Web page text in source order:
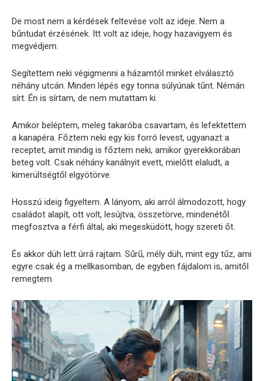
De most nem a kérdések feltevése volt az ideje. Nem a
bűntudat érzésének. Itt volt az ideje, hogy hazavigyem és
megvédjem.
Segítettem neki végigmenni a házamtól minket elválasztó
néhány utcán. Minden lépés egy tonna súlyúnak tűnt. Némán
sírt. Én is sírtam, de nem mutattam ki.
Amikor beléptem, meleg takaróba csavartam, és lefektettem
a kanapéra. Főztem neki egy kis forró levest, ugyanazt a
receptet, amit mindig is főztem neki, amikor gyerekkorában
beteg volt. Csak néhány kanálnyit evett, mielőtt elaludt, a
kimerültségtől elgyötörve.
Hosszú ideig figyeltem. A lányom, aki arról álmodozott, hogy
családot alapít, ott volt, lesújtva, összetörve, mindenétől
megfosztva a férfi által, aki megesküdött, hogy szereti őt.
És akkor düh lett úrrá rajtam. Sűrű, mély düh, mint egy tűz, ami
egyre csak ég a mellkasomban, de egyben fájdalom is, amitől
remegtem.